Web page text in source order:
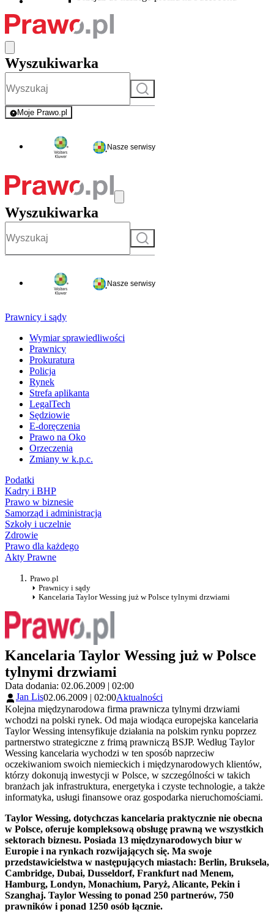
Wyszukiwarka
Szukaj
Moje Prawo.pl
- rejestracja i logowanie do serwisu
Nasze serwisy
Wyszukiwarka
Szukaj
Nasze serwisy
Prawnicy i sądy
Wymiar sprawiedliwości
Prawnicy
Prokuratura
Policja
Rynek
Strefa aplikanta
LegalTech
Sędziowie
E-doręczenia
Prawo na Oko
Orzeczenia
Zmiany w k.p.c.
Podatki
Kadry i BHP
Prawo w biznesie
Samorząd i administracja
Szkoły i uczelnie
Zdrowie
Prawo dla każdego
Akty Prawne
Prawo.pl
Prawnicy i sądy
Kancelaria Taylor Wessing już w Polsce tylnymi drzwiami
Kancelaria Taylor Wessing już w Polsce
tylnymi drzwiami
Data dodania: 02.06.2009 | 02:00
Jan Lis02.06.2009 | 02:00Aktualności
Kolejna międzynarodowa firma prawnicza tylnymi drzwiami
wchodzi na polski rynek. Od maja wiodąca europejska kancelaria
Taylor Wessing intensyfikuje działania na polskim rynku poprzez
partnerstwo strategiczne z frimą prawniczą BSJP. Według Taylor
Wessing kancelaria wychodzi w ten sposób naprzeciw
oczekiwaniom swoich niemieckich i międzynarodowych klientów,
którzy dokonują inwestycji w Polsce, w szczególności w takich
branżach jak infrastruktura, energetyka i czyste technologie, a także
informatyka, usługi finansowe oraz gospodarka nieruchomościami.
Taylor Wessing, dotychczas kancelaria praktycznie nie obecna
w Polsce, oferuje kompleksową obsługę prawną we wszystkich
sektorach biznesu. Posiada 13 międzynarodowych biur w
Europie i na rynkach rozwijających się. Ma swoje
przedstawicielstwa w następujących miastach: Berlin, Bruksela,
Cambridge, Dubai, Dusseldorf, Frankfurt nad Menem,
Hamburg, Londyn, Monachium, Paryż, Alicante, Pekin i
Szanghaj. Taylor Wessing to ponad 250 partnerów, 750
prawników i ponad 1250 osób łącznie.